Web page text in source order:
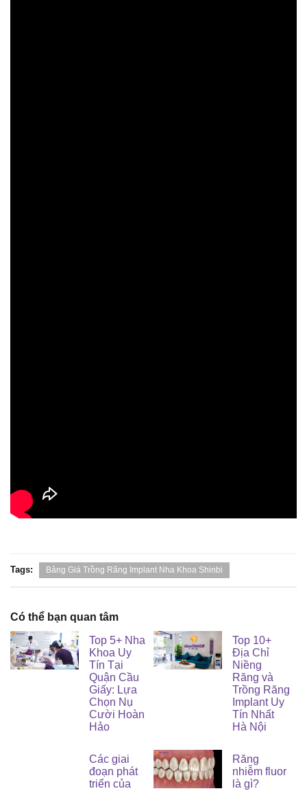
Tags: Bảng Giá Trồng Răng Implant Nha Khoa Shinbi
Có thể bạn quan tâm
Top 5+ Nha
Khoa Uy
Tín Tại
Quận Cầu
Giấy: Lựa
Chọn Nụ
Cười Hoàn
Hảo
Top 10+
Địa Chỉ
Niềng
Răng và
Trồng Răng
Implant Uy
Tín Nhất
Hà Nội
Các giai
đoạn phát
triển của
Răng
nhiễm fluor
là gì?